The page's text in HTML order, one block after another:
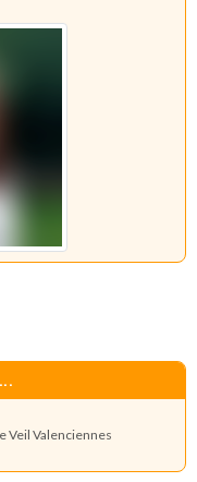
Veil Valenciennes